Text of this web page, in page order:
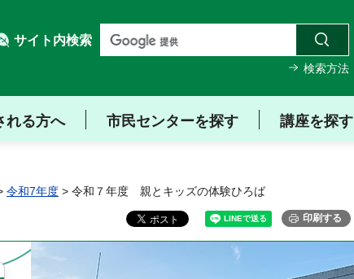
サイト内検索
検索方法
れる方へ 市民センターを探す 講座を探す
令和7年度 > 令和７年度 親とキッズの体験ひろば
印刷する